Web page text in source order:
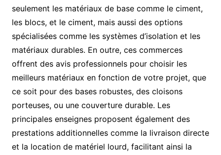
seulement les matériaux de base comme le ciment,
les blocs, et le ciment, mais aussi des options
spécialisées comme les systèmes d’isolation et les
matériaux durables. En outre, ces commerces
offrent des avis professionnels pour choisir les
meilleurs matériaux en fonction de votre projet, que
ce soit pour des bases robustes, des cloisons
porteuses, ou une couverture durable. Les
principales enseignes proposent également des
prestations additionnelles comme la livraison directe
et la location de matériel lourd, facilitant ainsi la